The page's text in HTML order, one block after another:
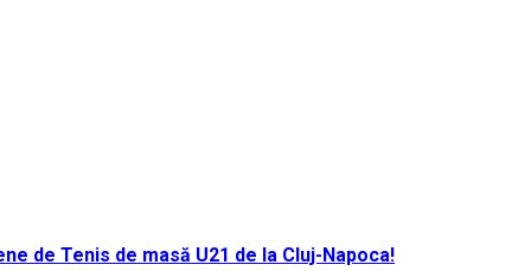
de Tenis de masă U21 de la Cluj-Napoca!